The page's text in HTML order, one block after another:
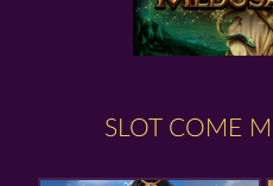
SLOT COME